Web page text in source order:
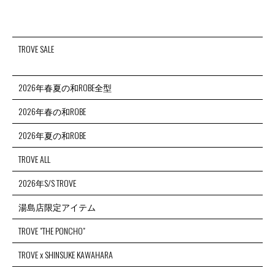
TROVE SALE
2026年春夏の和ROBE全型
2026年春の和ROBE
2026年夏の和ROBE
TROVE ALL
2026年S/S TROVE
湯島店限定アイテム
TROVE "THE PONCHO"
TROVE x SHINSUKE KAWAHARA